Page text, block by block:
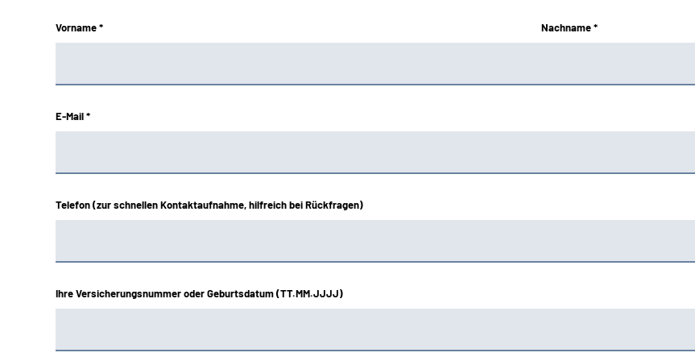
Vorname * Nachname *
E-Mail *
Telefon (zur schnellen Kontaktaufnahme, hilfreich bei Rückfragen)
Ihre Versicherungsnummer oder Geburtsdatum (TT.MM.JJJJ)